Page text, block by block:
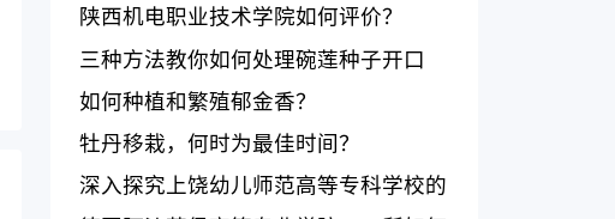
所经历的历程
陕西机电职业技术学院如何评价？
三种方法教你如何处理碗莲种子开口
如何种植和繁殖郁金香？
牡丹移栽，何时为最佳时间？
深入探究上饶幼儿师范高等专科学校的